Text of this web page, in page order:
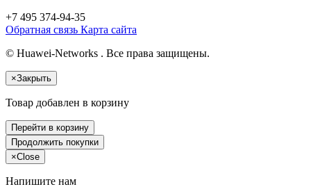
+7 495 374-94-35
Обратная связь Карта сайта
© Huawei-Networks . Все права защищены.
×Закрыть
Товар добавлен в корзину
Перейти в корзину
Продолжить покупки
×Close
Напишите нам